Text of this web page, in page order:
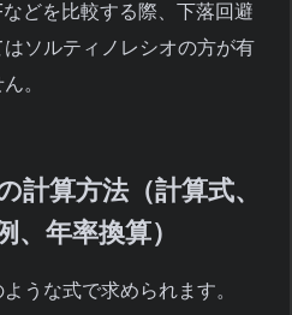
どを比較する際、下落回避
ソルティノレシオの方が有
。
計算方法（計算式、
年率換算）
うな式で求められます。